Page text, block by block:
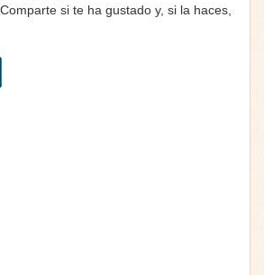
si te ha gustado y, si la haces,